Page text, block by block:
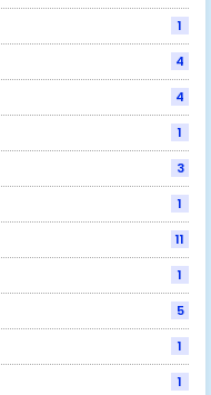
1
4
4
1
3
1
11
1
5
1
1